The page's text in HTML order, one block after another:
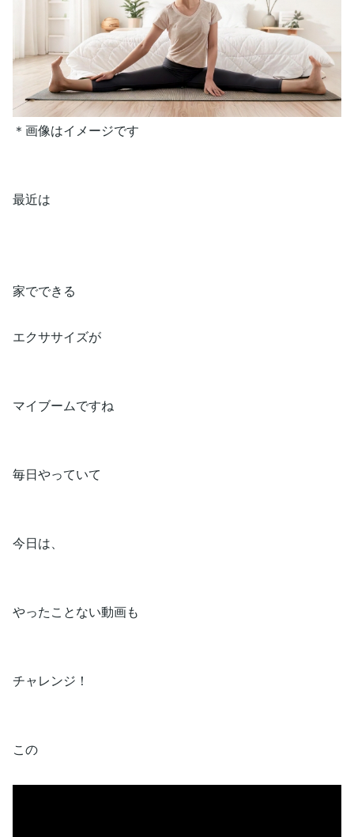
＊画像はイメージです
最近は
家でできる
エクササイズが
マイブームですね
毎日やっていて
今日は、
やったことない動画も
チャレンジ！
この